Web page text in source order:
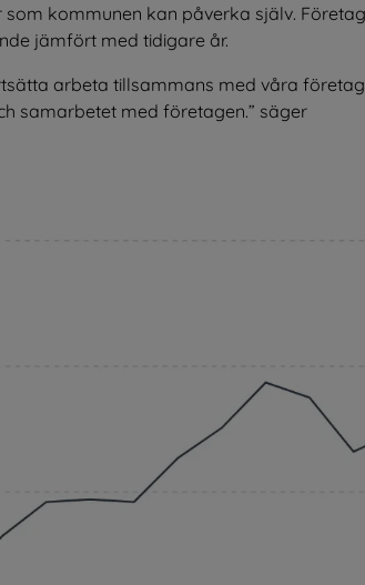
kommunen kan påverka själv.
jämfört med tidigare år.
arbeta tillsammans med våra
samarbetet med företagen. säger